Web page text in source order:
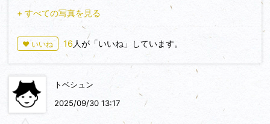
①）。宗麟の時代は四方を海に囲まれていたため、丹生島と
呼ばれていました。そしてこの卯寅口のみが唯一船で上陸でき
る場所で、ポルトガルから輸入したフランキ砲（国崩し）も備
えた要塞の島でした。その反面、南蛮貿易の拠点も府内の神宮
寺浦からここ臼杵に移したため、城下では教会やセミナリオや
病院も建てられて南蛮人も多く行き交う、まさに宗麟が理想と
する南蛮文化で栄えた街だったようです。
島津との雌雄を決した高城川・耳川の戦いに敗れ、その直後に
+ すべての写真を見る
♥ いいね 16人が「いいね」しています。
トベシュン
2025/09/30 13:17